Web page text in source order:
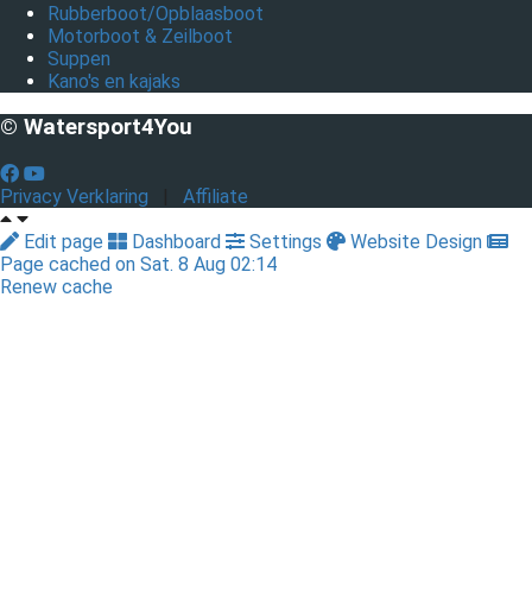
Rubberboot/Opblaasboot
Motorboot & Zeilboot
Suppen
Kano's en kajaks
© Watersport4You
Privacy Verklaring
Affiliate
Edit page
Dashboard Settings
Website Design
Page cached on Sat. 8 Aug 02:14
Renew cache